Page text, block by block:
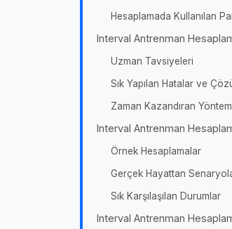
Hesaplamada Kullanılan
Interval Antrenman
Uzman Tavsiyeleri
Sık Yapılan Hatalar ve
Zaman Kazandıran
Interval Antrenman
Örnek Hesaplamalar
Gerçek Hayattan
Sık Karşılaşılan Durumlar
Interval Antrenman